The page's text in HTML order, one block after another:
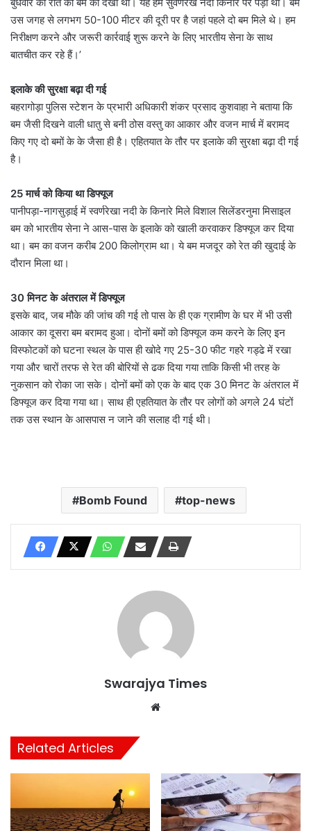
उस जगह से लगभग 50-100 मीटर की दूरी पर है जहां पहले दो बम मिले थे। हम
निरीक्षण करने और जरूरी कार्रवाई शुरू करने के लिए भारतीय सेना के साथ
बातचीत कर रहे हैं।’
इलाके की सुरक्षा बढ़ा दी गई
बहरागोड़ा पुलिस स्टेशन के प्रभारी अधिकारी शंकर प्रसाद कुशवाहा ने बताया कि
बम जैसी दिखने वाली धातु से बनी ठोस वस्तु का आकार और वजन मार्च में बरामद
किए गए दो बमों के के जैसा ही है। एहितयात के तौर पर इलाके की सुरक्षा बढ़ा दी गई
है।
25 मार्च को किया था डिफ्यूज
पानीपड़ा-नागसुड़ाई में स्वर्णरेखा नदी के किनारे मिले विशाल सिलेंडरनुमा मिसाइल
बम को भारतीय सेना ने आस-पास के इलाके को खाली करवाकर डिफ्यूज कर दिया
था। बम का वजन करीब 200 किलोग्राम था। ये बम मजदूर को रेत की खुदाई के
दौरान मिला था।
30 मिनट के अंतराल में डिफ्यूज
इसके बाद, जब मौके की जांच की गई तो पास के ही एक ग्रामीण के घर में भी उसी
आकार का दूसरा बम बरामद हुआ। दोनों बमों को डिफ्यूज कम करने के लिए इन
विस्फोटकों को घटना स्थल के पास ही खोदे गए 25-30 फीट गहरे गड्ढे में रखा
गया और चारों तरफ से रेत की बोरियों से ढक दिया गया ताकि किसी भी तरह के
नुकसान को रोका जा सके। दोनों बमों को एक के बाद एक 30 मिनट के अंतराल में
डिफ्यूज कर दिया गया था। साथ ही एहतियात के तौर पर लोगों को अगले 24 घंटों
तक उस स्थान के आसपास न जाने की सलाह दी गई थी।
Bomb Found top-news
Swarajya Times
Related Articles